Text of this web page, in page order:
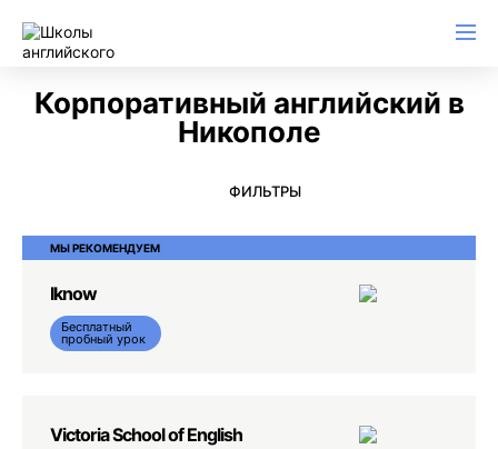
Корпоративный английский в
Никополе
ФИЛЬТРЫ
МЫ РЕКОМЕНДУЕМ
Iknow
Бесплатный
пробный урок
Victoria School of English